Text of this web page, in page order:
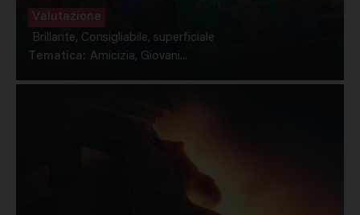
Valutazione
Brillante, Consigliabile, superficiale
Tematica: Amicizia, Giovani...